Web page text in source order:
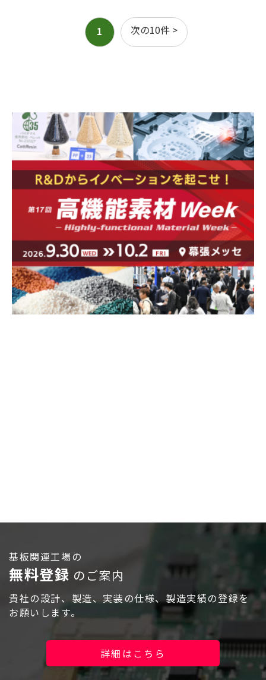
広告配信のご案内
1 次の10件 >
基板関連工場の
無料登録 のご案内
貴社の設計、製造、実装の仕様、製造実績の登録を
お願いします。
詳細はこちら